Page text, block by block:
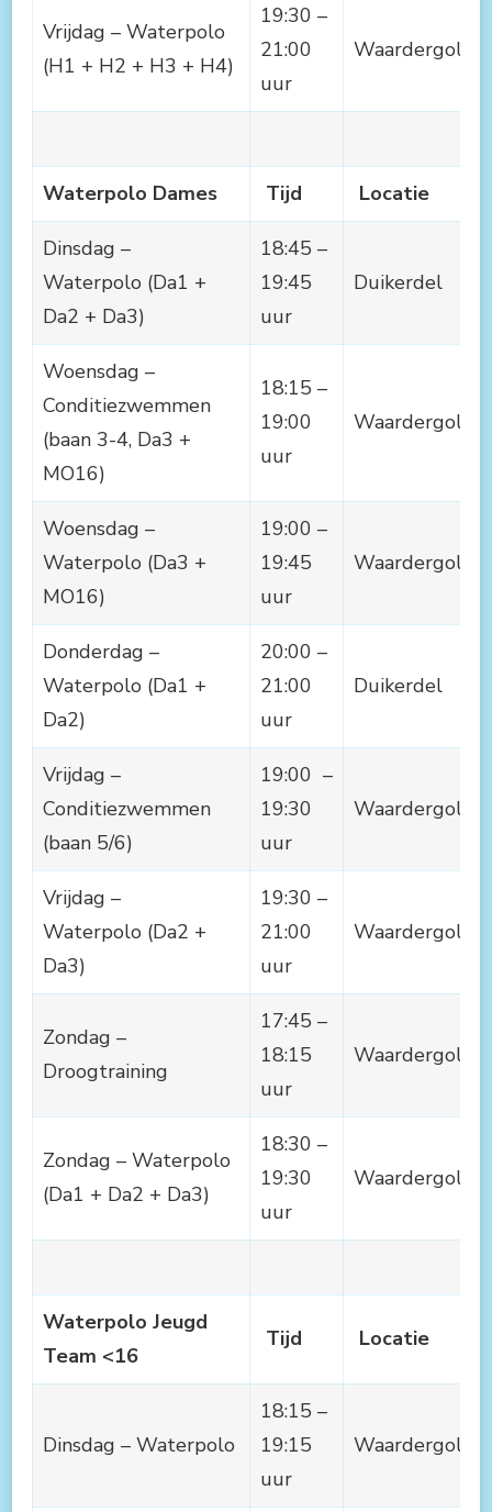
Vrijdag – Waterpolo
(H1 + H2 + H3 + H4)
19:30 –
21:00
uur
Waardergolf
Waterpolo Dames Tijd Locatie
Dinsdag –
Waterpolo (Da1 +
Da2 + Da3)
18:45 –
19:45
uur
Duikerdel
Woensdag –
Conditiezwemmen
(baan 3-4, Da3 +
MO16)
18:15 –
19:00
uur
Waardergolf
Woensdag –
Waterpolo (Da3 +
MO16)
19:00 –
19:45
uur
Waardergolf
Donderdag –
Waterpolo (Da1 +
Da2)
20:00 –
21:00
uur
Duikerdel
Vrijdag –
Conditiezwemmen
(baan 5/6)
19:00 –
19:30
uur
Waardergolf
Vrijdag –
Waterpolo (Da2 +
Da3)
19:30 –
21:00
uur
Waardergolf
Zondag –
Droogtraining
17:45 –
18:15
uur
Waardergolf
Zondag – Waterpolo
(Da1 + Da2 + Da3)
18:30 –
19:30
uur
Waardergolf
Waterpolo Jeugd
Team <16
Tijd Locatie
Dinsdag – Waterpolo
18:15 –
19:15
uur
Waardergolf